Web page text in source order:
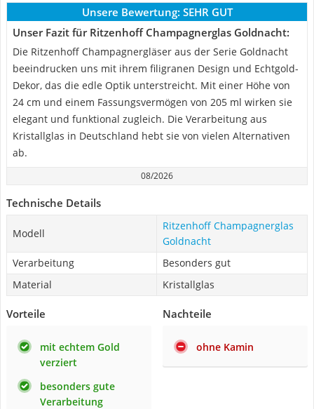
Unsere Bewertung: SEHR GUT
Unser Fazit für Ritzenhoff Champagnerglas Goldnacht:
Die Ritzenhoff Champagnergläser aus der Serie Goldnacht
beeindrucken uns mit ihrem filigranen Design und Echtgold-
Dekor, das die edle Optik unterstreicht. Mit einer Höhe von
24 cm und einem Fassungsvermögen von 205 ml wirken sie
elegant und funktional zugleich. Die Verarbeitung aus
Kristallglas in Deutschland hebt sie von vielen Alternativen
ab.
08/2026
Technische Details
Modell
Ritzenhoff Champagnerglas
Goldnacht
Verarbeitung
Besonders gut
Material
Kristallglas
Vorteile
mit echtem Gold
verziert
besonders gute
Verarbeitung
Nachteile
ohne Kamin